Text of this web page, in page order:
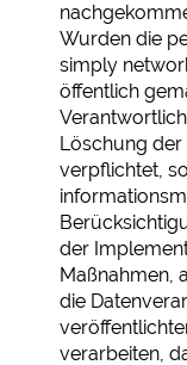
Wurden die
simply
öffentlich
Löschung
verpflichtet,
der
Maßnahmen,
die
verarbeiten,